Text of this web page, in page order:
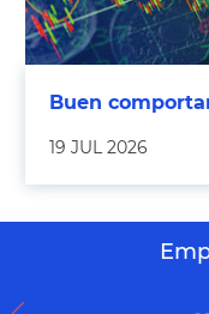
Buen
19 JUL 2026